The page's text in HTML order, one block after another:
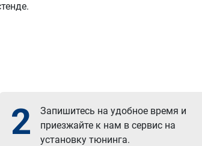
2
Запишитесь на удобное время и
приезжайте к нам в сервис на
установку тюнинга.